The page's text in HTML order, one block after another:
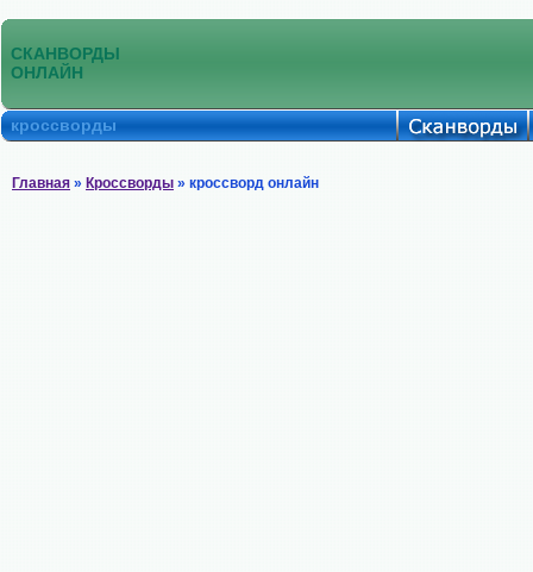
СКАНВОРДЫ
ОНЛАЙН
кроссворды
Главная » Кроссворды » кроссворд онлайн